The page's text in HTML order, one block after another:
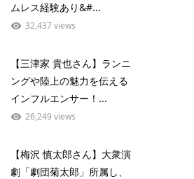
ムレス経験あり&#...
32,437 views
【三津家 貴也さん】ランニ
ングや陸上の魅力を伝える
インフルエンサー！...
26,249 views
【梅沢 慎太郎さん】大衆演
劇「劇団菊太郎」所属し、